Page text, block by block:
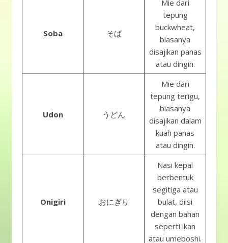
Soba そば
Mie dari
tepung
buckwheat,
biasanya
disajikan panas
atau dingin.
Udon うどん
Mie dari
tepung terigu,
biasanya
disajikan dalam
kuah panas
atau dingin.
Onigiri おにぎり
Nasi kepal
berbentuk
segitiga atau
bulat, diisi
dengan bahan
seperti ikan
atau umeboshi.